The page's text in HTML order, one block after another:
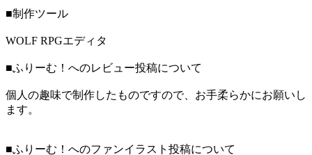
■制作ツール
WOLF RPGエディタ
■ふりーむ！へのレビュー投稿について
個人の趣味で制作したものですので、お手柔らかにお願いし
ます。
■ふりーむ！へのファンイラスト投稿について